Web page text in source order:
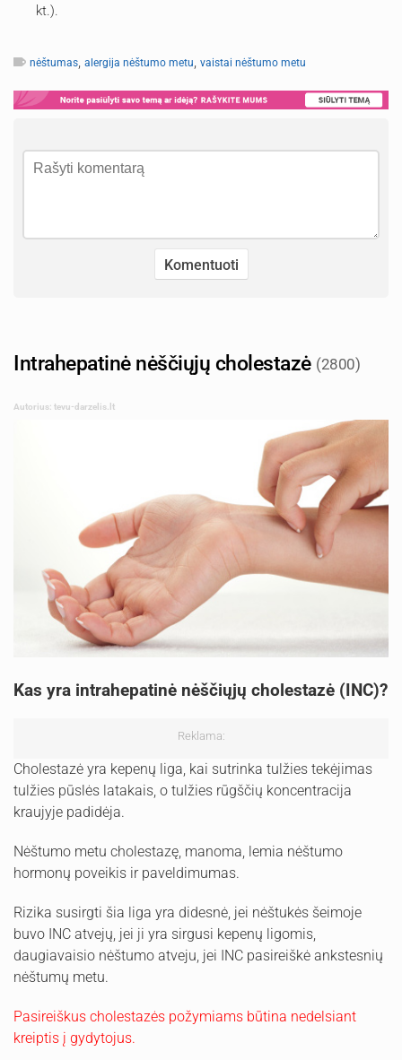
kt.).
nėštumas, alergija nėštumo metu, vaistai nėštumo metu
Intrahepatinė nėščiųjų cholestazė (2800)
Autorius: tevu-darzelis.lt
Kas yra intrahepatinė nėščiųjų cholestazė (INC)?
Reklama:
Cholestazė yra kepenų liga, kai sutrinka tulžies tekėjimas
tulžies pūslės latakais, o tulžies rūgščių koncentracija
kraujyje padidėja.
Nėštumo metu cholestazę, manoma, lemia nėštumo
hormonų poveikis ir paveldimumas.
Rizika susirgti šia liga yra didesnė, jei nėštukės šeimoje
buvo INC atvejų, jei ji yra sirgusi kepenų ligomis,
daugiavaisio nėštumo atveju, jei INC pasireiškė ankstesnių
nėštumų metu.
Pasireiškus cholestazės požymiams būtina nedelsiant
kreiptis į gydytojus.